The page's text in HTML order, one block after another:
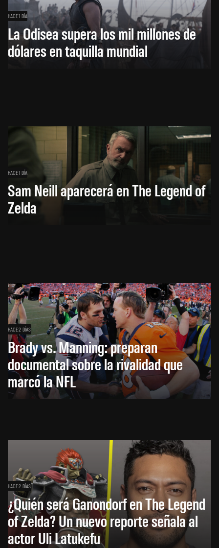
HACE 1 DÍA
La Odisea supera los mil millones de
dólares en taquilla mundial
HACE 1 DÍA
Sam Neill aparecerá en The Legend of
Zelda
HACE 2 DÍAS
Brady vs. Manning: preparan
documental sobre la rivalidad que
marcó la NFL
HACE 2 DÍAS
¿Quién será Ganondorf en The Legend
of Zelda? Un nuevo reporte señala al
actor Uli Latukefu